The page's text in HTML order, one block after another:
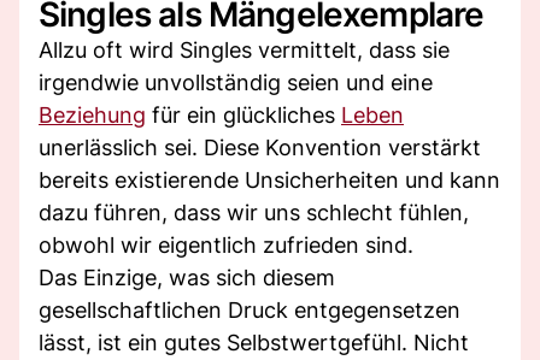
Singles als Mängelexemplare
Allzu oft wird Singles vermittelt, dass sie
irgendwie unvollständig seien und eine
Beziehung für ein glückliches Leben
unerlässlich sei. Diese Konvention verstärkt
bereits existierende Unsicherheiten und kann
dazu führen, dass wir uns schlecht fühlen,
obwohl wir eigentlich zufrieden sind.
Das Einzige, was sich diesem
gesellschaftlichen Druck entgegensetzen
lässt, ist ein gutes Selbstwertgefühl. Nicht